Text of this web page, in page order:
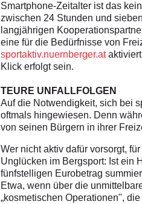
Smartphone-Zeitalter ist das
zwischen 24 Stunden und
langjährigen
eine für die Bedürfnisse von
sportaktiv.nuernberger.ataktiviert
Klick erfolgt sein.
TEURE UNFALLFOLGEN
Auf die Notwendigkeit, sich bei
oftmals hingewiesen. Denn
von seinen Bürgern in ihrer
Wer nicht aktiv dafür vorsorgt,
Unglücken im Bergsport: Ist ein
fünfstelligen Eurobetrag
Etwa, wenn über die
„kosmetischen Operationen",